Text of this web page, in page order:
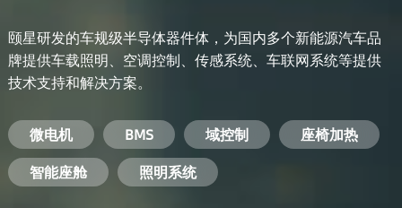
颐星研发的车规级半导体器件体，为国内多个新能源汽车品
牌提供车载照明、空调控制、传感系统、车联网系统等提供
技术支持和解决方案。
微电机 BMS 域控制
座椅加热
智能座舱
照明系统
电池管理系统
储能逆变器
工业电焊机 变频器
电机驱动
安防摄像头
开关电源 手机充电器
服务器电源
PC电源
电脑 手机 基站 机顶盒
智能农业 智能医疗
智能交通
智能家居